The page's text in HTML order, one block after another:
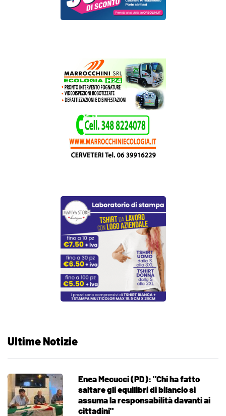
Ultime Notizie
Enea Mecucci (PD): "Chi ha fatto
saltare gli equilibri di bilancio si
assuma la responsabilità davanti ai
cittadini"